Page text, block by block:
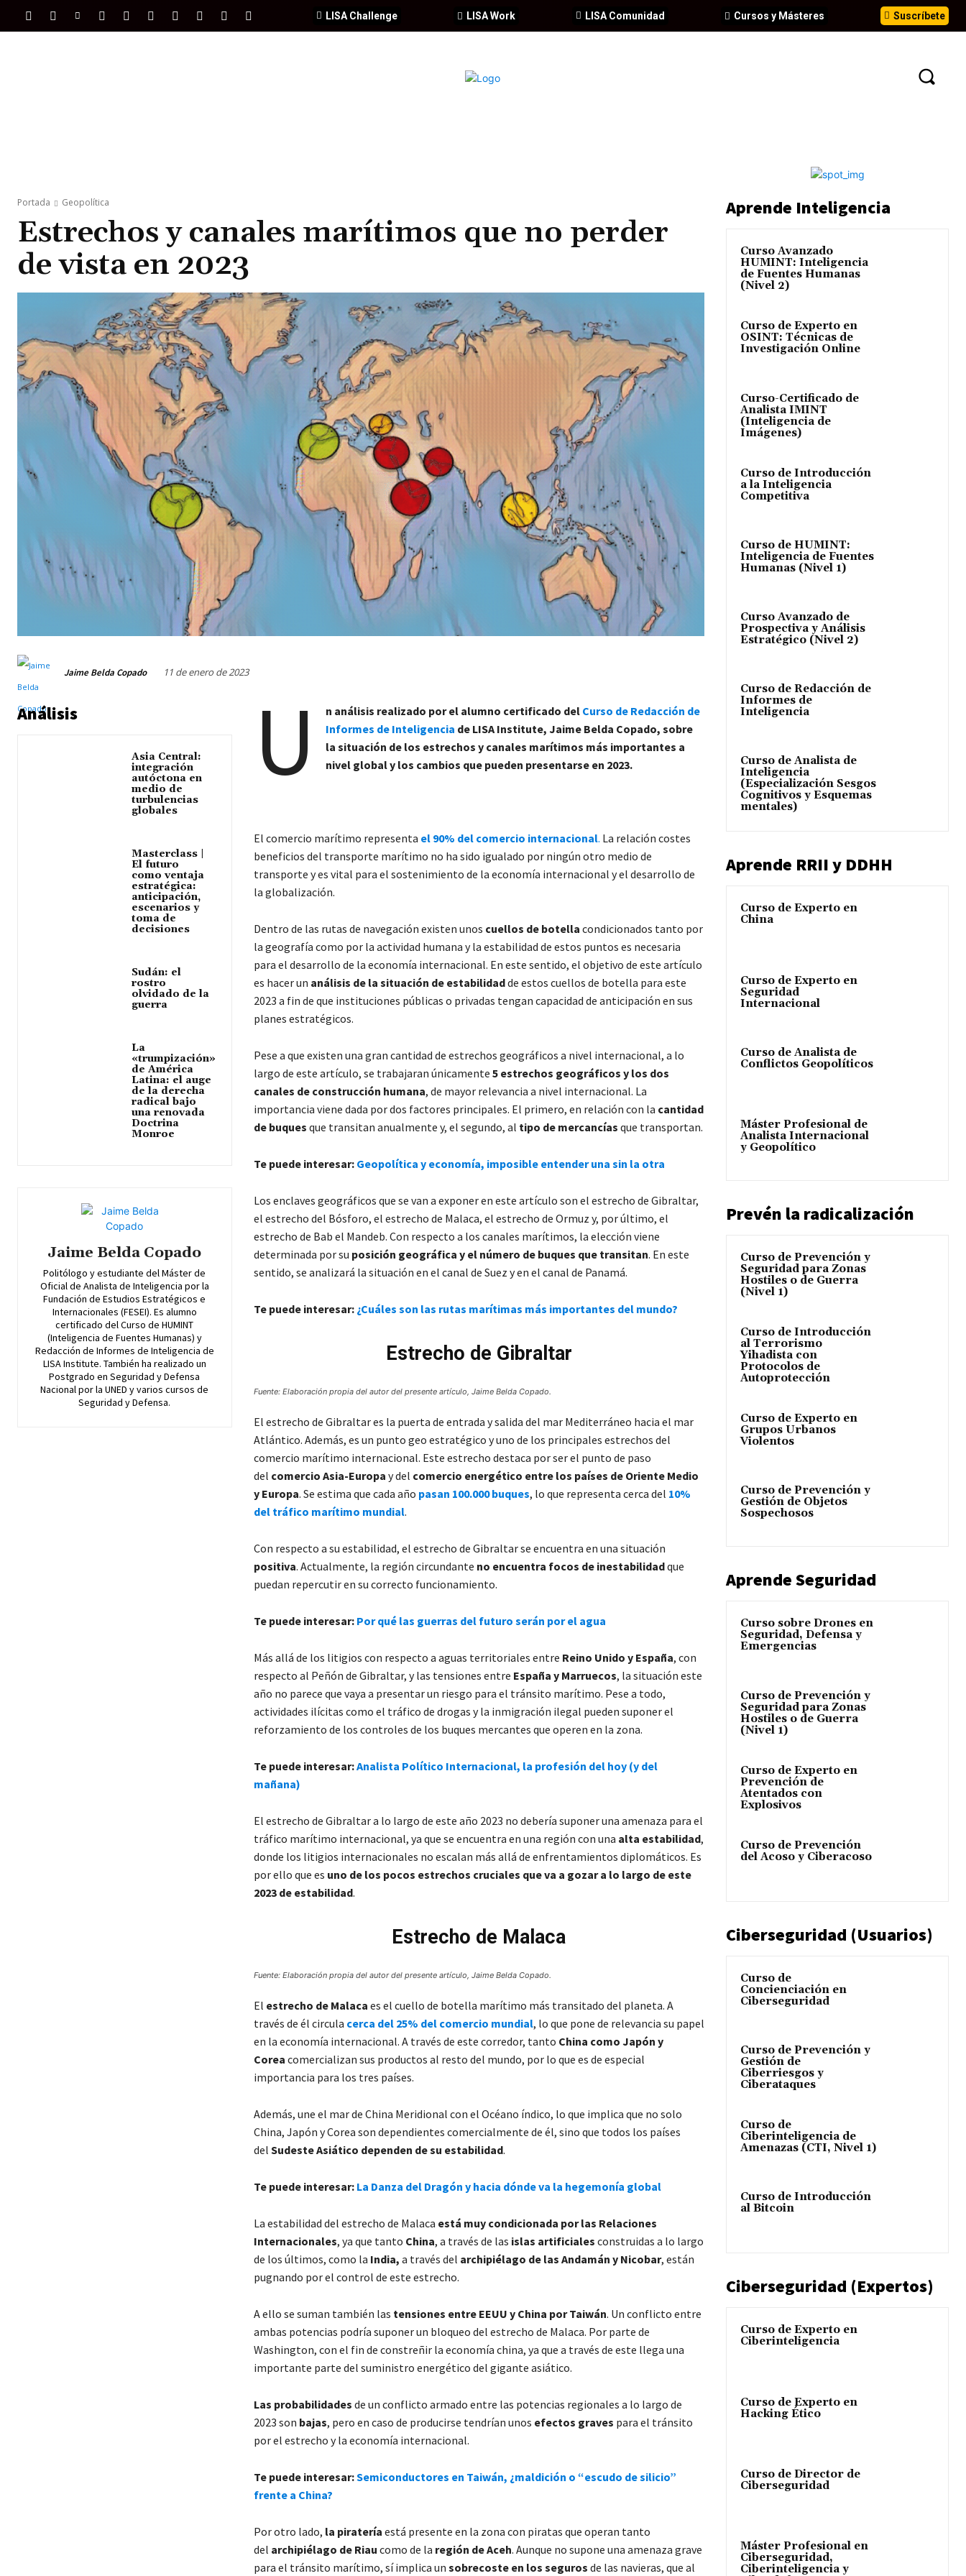
Suscríbete
Cursos y Másteres
LISA Comunidad
LISA Work
LISA Challenge
Portada Geopolítica
Estrechos y canales marítimos que no perder
de vista en 2023
Jaime Belda Copado 11 de enero de 2023
Análisis
Asia Central:
integración
autóctona en
medio de
turbulencias
globales
Masterclass |
El futuro
como ventaja
estratégica:
anticipación,
escenarios y
toma de
decisiones
Sudán: el
rostro
olvidado de la
guerra
La
«trumpización»
de América
Latina: el auge
de la derecha
radical bajo
una renovada
Doctrina
Monroe
Jaime Belda Copado
Politólogo y estudiante del Máster de
Oficial de Analista de Inteligencia por la
Fundación de Estudios Estratégicos e
Internacionales (FESEI). Es alumno
certificado del Curso de HUMINT
(Inteligencia de Fuentes Humanas) y
Redacción de Informes de Inteligencia de
LISA Institute. También ha realizado un
Postgrado en Seguridad y Defensa
Nacional por la UNED y varios cursos de
Seguridad y Defensa.
U n análisis realizado por el alumno certificado del Curso de Redacción de
Informes de Inteligencia de LISA Institute, Jaime Belda Copado, sobre
la situación de los estrechos y canales marítimos más importantes a
nivel global y los cambios que pueden presentarse en 2023.
El comercio marítimo representa el 90% del comercio internacional. La relación costes
beneficios del transporte marítimo no ha sido igualado por ningún otro medio de
transporte y es vital para el sostenimiento de la economía internacional y el desarrollo de
la globalización.
Dentro de las rutas de navegación existen unos cuellos de botella condicionados tanto por
la geografía como por la actividad humana y la estabilidad de estos puntos es necesaria
para el desarrollo de la economía internacional. En este sentido, el objetivo de este artículo
es hacer un análisis de la situación de estabilidadde estos cuellos de botella para este
2023 a fin de que instituciones públicas o privadas tengan capacidad de anticipación en sus
planes estratégicos.
Pese a que existen una gran cantidad de estrechos geográficos a nivel internacional, a lo
largo de este artículo, se trabajaran únicamente 5 estrechos geográficos y los dos
canales de construcción humana, de mayor relevancia a nivel internacional. La
importancia viene dada por dos factores principales. El primero, en relación con la cantidad
de buques que transitan anualmente y, el segundo, al tipo de mercancías que transportan.
Te puede interesar: Geopolítica y economía, imposible entender una sin la otra
Los enclaves geográficos que se van a exponer en este artículo son el estrecho de Gibraltar,
el estrecho del Bósforo, el estrecho de Malaca, el estrecho de Ormuz y, por último, el
estrecho de Bab el Mandeb. Con respecto a los canales marítimos, la elección viene
determinada por su posición geográfica y el número de buques que transitan. En este
sentido, se analizará la situación en el canal de Suez y en el canal de Panamá.
Te puede interesar: ¿Cuáles son las rutas marítimas más importantes del mundo?
Estrecho de Gibraltar
Fuente: Elaboración propia del autor del presente artículo, Jaime Belda Copado.
El estrecho de Gibraltar es la puerta de entrada y salida del mar Mediterráneo hacia el mar
Atlántico. Además, es un punto geo estratégico y uno de los principales estrechos del
comercio marítimo internacional. Este estrecho destaca por ser el punto de paso
del comercio Asia-Europa y del comercio energético entre los países de Oriente Medio
y Europa. Se estima que cada año pasan 100.000 buques, lo que representa cerca del 10%
del tráfico marítimo mundial.
Con respecto a su estabilidad, el estrecho de Gibraltar se encuentra en una situación
positiva. Actualmente, la región circundante no encuentra focos de inestabilidadque
puedan repercutir en su correcto funcionamiento.
Te puede interesar: Por qué las guerras del futuro serán por el agua
Más allá de los litigios con respecto a aguas territoriales entre Reino Unido y España, con
respecto al Peñón de Gibraltar, y las tensiones entre España y Marruecos, la situación este
año no parece que vaya a presentar un riesgo para el tránsito marítimo. Pese a todo,
actividades ilícitas como el tráfico de drogas y la inmigración ilegal pueden suponer el
reforzamiento de los controles de los buques mercantes que operen en la zona.
Te puede interesar:Analista Político Internacional, la profesión del hoy (y del
mañana)
El estrecho de Gibraltar a lo largo de este año 2023 no debería suponer una amenaza para el
tráfico marítimo internacional, ya que se encuentra en una región con una alta estabilidad,
donde los litigios internacionales no escalan más allá de enfrentamientos diplomáticos. Es
por ello que es uno de los pocos estrechos cruciales que va a gozar a lo largo de este
2023 de estabilidad.
Estrecho de Malaca
Fuente: Elaboración propia del autor del presente artículo, Jaime Belda Copado.
El estrecho de Malaca es el cuello de botella marítimo más transitado del planeta. A
través de él circula cerca del 25% del comercio mundial, lo que pone de relevancia su papel
en la economía internacional. A través de este corredor, tanto China como Japón y
Corea comercializan sus productos al resto del mundo, por lo que es de especial
importancia para los tres países.
Además, une el mar de China Meridional con el Océano índico, lo que implica que no solo
China, Japón y Corea son dependientes comercialmente de él, sino que todos los países
del Sudeste Asiático dependen de su estabilidad.
Te puede interesar: La Danza del Dragón y hacia dónde va la hegemonía global
La estabilidad del estrecho de Malaca está muy condicionada por las Relaciones
Internacionales, ya que tanto China, a través de las islas artificiales construidas a lo largo
de los últimos, como la India, a través del archipiélago de las Andamán y Nicobar, están
pugnando por el control de este estrecho.
A ello se suman también las tensiones entre EEUU y China por Taiwán. Un conflicto entre
ambas potencias podría suponer un bloqueo del estrecho de Malaca. Por parte de
Washington, con el fin de constreñir la economía china, ya que a través de este llega una
importante parte del suministro energético del gigante asiático.
Las probabilidades de un conflicto armado entre las potencias regionales a lo largo de
2023 son bajas, pero en caso de producirse tendrían unos efectos graves para el tránsito
por el estrecho y la economía internacional.
Te puede interesar:Semiconductores en Taiwán, ¿maldición o “escudo de silicio”
frente a China?
Por otro lado, la piratería está presente en la zona con piratas que operan tanto
del archipiélago de Riau como de la región de Aceh. Aunque no supone una amenaza grave
para el tránsito marítimo, sí implica un sobrecoste en los seguros de las navieras, que al
Aprende Inteligencia
Curso Avanzado
HUMINT: Inteligencia
de Fuentes Humanas
(Nivel 2)
Curso de Experto en
OSINT: Técnicas de
Investigación Online
Curso-Certificado de
Analista IMINT
(Inteligencia de
Imágenes)
Curso de Introducción
a la Inteligencia
Competitiva
Curso de HUMINT:
Inteligencia de Fuentes
Humanas (Nivel 1)
Curso Avanzado de
Prospectiva y Análisis
Estratégico (Nivel 2)
Curso de Redacción de
Informes de
Inteligencia
Curso de Analista de
Inteligencia
(Especialización Sesgos
Cognitivos y Esquemas
mentales)
Aprende RRII y DDHH
Curso de Experto en
China
Curso de Experto en
Seguridad
Internacional
Curso de Analista de
Conflictos Geopolíticos
Máster Profesional de
Analista Internacional
y Geopolítico
Prevén la radicalización
Curso de Prevención y
Seguridad para Zonas
Hostiles o de Guerra
(Nivel 1)
Curso de Introducción
al Terrorismo
Yihadista con
Protocolos de
Autoprotección
Curso de Experto en
Grupos Urbanos
Violentos
Curso de Prevención y
Gestión de Objetos
Sospechosos
Aprende Seguridad
Curso sobre Drones en
Seguridad, Defensa y
Emergencias
Curso de Prevención y
Seguridad para Zonas
Hostiles o de Guerra
(Nivel 1)
Curso de Experto en
Prevención de
Atentados con
Explosivos
Curso de Prevención
del Acoso y Ciberacoso
Ciberseguridad (Usuarios)
Curso de
Concienciación en
Ciberseguridad
Curso de Prevención y
Gestión de
Ciberriesgos y
Ciberataques
Curso de
Ciberinteligencia de
Amenazas (CTI, Nivel 1)
Curso de Introducción
al Bitcoin
Ciberseguridad (Expertos)
Curso de Experto en
Ciberinteligencia
Curso de Experto en
Hacking Ético
Curso de Director de
Ciberseguridad
Máster Profesional en
Ciberseguridad,
Ciberinteligencia y